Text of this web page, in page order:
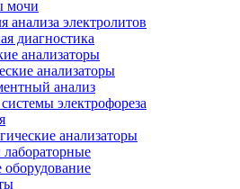
мочи
анализа электролитов
диагностика
анализаторы
анализаторы
анализ
электрофореза
анализаторы